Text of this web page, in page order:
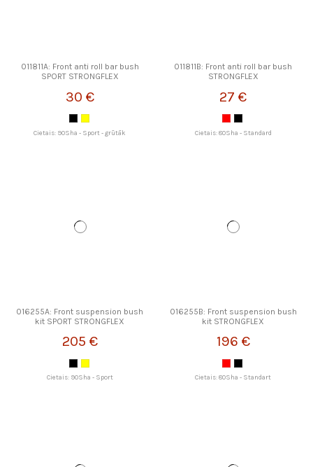
011811A: Front anti roll bar bush
SPORT STRONGFLEX
30 €
Cietais: 90Sha - Sport - grūtāk
011811B: Front anti roll bar bush
STRONGFLEX
27 €
Cietais: 80Sha - Standard
016255A: Front suspension bush
kit SPORT STRONGFLEX
205 €
Cietais: 90Sha - Sport
016255B: Front suspension bush
kit STRONGFLEX
196 €
Cietais: 80Sha - Standart